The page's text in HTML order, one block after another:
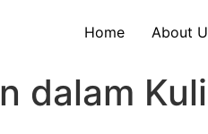
Home About
dalam